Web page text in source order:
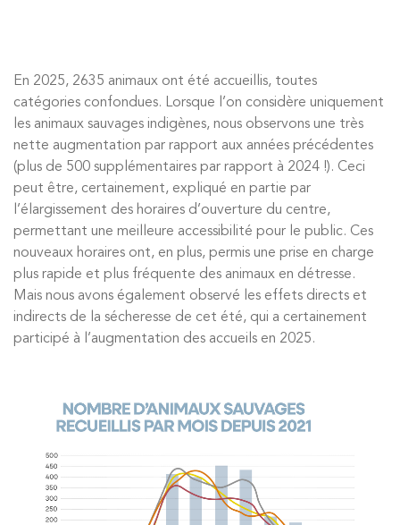
En 2025, 2635 animaux ont été accueillis, toutes
catégories confondues. Lorsque l’on considère uniquement
les animaux sauvages indigènes, nous observons une très
nette augmentation par rapport aux années précédentes
(plus de 500 supplémentaires par rapport à 2024 !). Ceci
peut être, certainement, expliqué en partie par
l’élargissement des horaires d’ouverture du centre,
permettant une meilleure accessibilité pour le public. Ces
nouveaux horaires ont, en plus, permis une prise en charge
plus rapide et plus fréquente des animaux en détresse.
Mais nous avons également observé les effets directs et
indirects de la sécheresse de cet été, qui a certainement
participé à l’augmentation des accueils en 2025.